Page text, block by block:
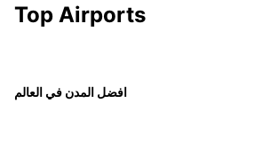
Top Airports
افضل المدن في العالم